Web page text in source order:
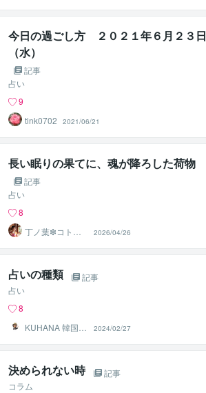
今日の過ごし方 ２０２１年６月２３日
（水）
記事
占い
9
tink0702
2021/06/21
長い眠りの果てに、魂が降ろした荷物
記事
占い
8
丁ノ葉❇コトノ
ハ ✧九星気
学・易で開運✧
2026/04/26
占いの種類
記事
占い
8
KUHANA 韓国式
2024/02/27
決められない時
記事
コラム